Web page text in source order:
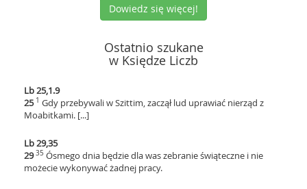
Dowiedz się więcej!
Ostatnio szukane
w Księdze Liczb
Lb 25,1.9
25 1 Gdy przebywali w Szittim, zaczął lud uprawiać nierząd z
Moabitkami. [...]
Lb 29,35
2935 Ósmego dnia będzie dla was zebranie świąteczne i nie
możecie wykonywać żadnej pracy.